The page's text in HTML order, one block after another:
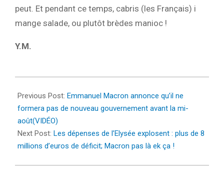
peut. Et pendant ce temps, cabris (les Français) i
mange salade, ou plutôt brèdes manioc !
Y.M.
07-
31
Previous Post: Emmanuel Macron annonce qu’il ne
formera pas de nouveau gouvernement avant la mi-
août(VIDÉO)
Next Post: Les dépenses de l’Elysée explosent : plus de 8
millions d’euros de déficit; Macron pas là ek ça !